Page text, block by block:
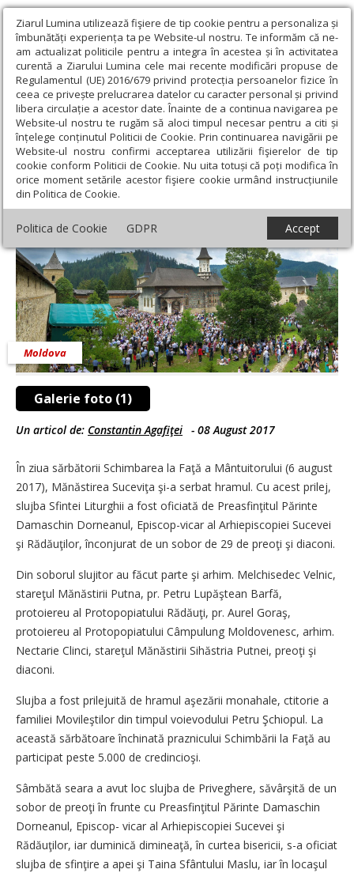
Ziarul Lumina utilizează fişiere de tip cookie pentru a personaliza și
îmbunătăți experiența ta pe Website-ul nostru. Te informăm că ne-
am actualizat politicile pentru a integra în acestea și în activitatea
curentă a Ziarului Lumina cele mai recente modificări propuse de
Regulamentul (UE) 2016/679 privind protecția persoanelor fizice în
ceea ce privește prelucrarea datelor cu caracter personal și privind
libera circulație a acestor date. Înainte de a continua navigarea pe
Website-ul nostru te rugăm să aloci timpul necesar pentru a citi și
înțelege conținutul Politicii de Cookie. Prin continuarea navigării pe
Website-ul nostru confirmi acceptarea utilizării fişierelor de tip
cookie conform Politicii de Cookie. Nu uita totuși că poți modifica în
orice moment setările acestor fişiere cookie urmând instrucțiunile
din Politica de Cookie.
Politica de Cookie GDPR Accept
Ziarul Lumina › Regionale › Moldova › Liturghie arhierească la
hramul Mănăstirii Suceviţa
Liturghie arhierească la hramul Mănăstirii
Suceviţa
Galerie foto (1)
Moldova
Un articol de: Constantin Agafiţei - 08 August 2017
În ziua sărbătorii Schimbarea la Faţă a Mântuitorului (6 august
2017), Mănăstirea Suceviţa şi-a serbat hramul. Cu acest prilej,
slujba Sfintei Liturghii a fost oficiată de Preasfinţitul Părinte
Damaschin Dorneanul, Episcop-vicar al Arhiepiscopiei Sucevei
şi Rădăuţilor, înconjurat de un sobor de 29 de preoţi şi diaconi.
Din soborul slujitor au făcut parte şi arhim. Melchisedec Velnic,
stareţul Mănăstirii Putna, pr. Petru Lupăştean Barfă,
protoiereu al Protopopiatului Rădăuţi, pr. Aurel Goraş,
protoiereu al Protopopiatului Câmpulung Moldovenesc, arhim.
Nectarie Clinci, stareţul Mănăstirii Sihăstria Putnei, preoţi şi
diaconi.
Slujba a fost prilejuită de hramul aşezării monahale, ctitorie a
familiei Movileştilor din timpul voievodului Petru Şchiopul. La
această sărbătoare închinată praznicului Schimbării la Faţă au
participat peste 5.000 de credincioşi.
Sâmbătă seara a avut loc slujba de Priveghere, săvârşită de un
sobor de preoţi în frunte cu Preasfinţitul Părinte Damaschin
Dorneanul, Episcop- vicar al Arhiepiscopiei Sucevei şi
Rădăuţilor, iar duminică dimineaţă, în curtea bisericii, s-a oficiat
slujba de sfinţire a apei şi Taina Sfântului Maslu, iar în locaşul